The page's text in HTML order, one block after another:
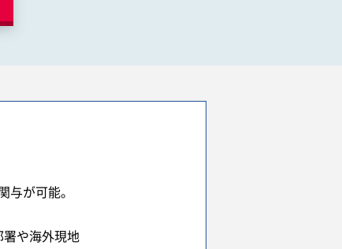
が可能。
署や海外現地